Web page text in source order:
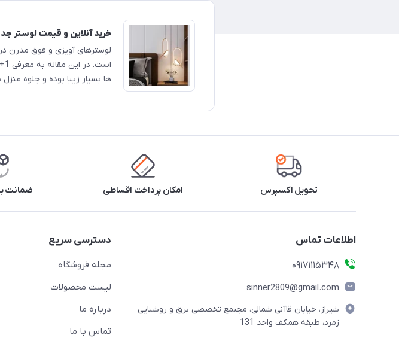
خرید آنلاین و قیمت لوستر
لوسترهای آویزی و فوق مدرن
ها بسیار زیبا بوده و جلوه منزل
تحویل اکسپرس امکان پرداخت اقساطی ضمانت
اطلاعات تماس
09171115348
sinner2809@gmail.com
شیراز، خیابان قاآنی شمالی، مجتمع تخصصی برق و روشنایی
زمرد، طبقه همکف واحد 131
دسترسی سریع
مجله فروشگاه
لیست محصولات
درباره ما
تماس با ما